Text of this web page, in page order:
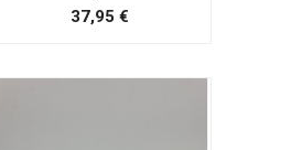
37,95 €Preço